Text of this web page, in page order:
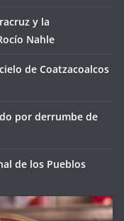
y la
Nahle
de Coatzacoalcos
por derrumbe de
de los Pueblos